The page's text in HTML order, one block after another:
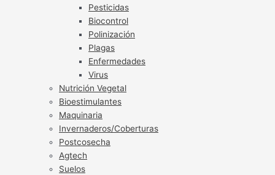
Pesticidas
Biocontrol
Polinización
Plagas
Enfermedades
Virus
Nutrición Vegetal
Bioestimulantes
Maquinaria
Invernaderos/Coberturas
Postcosecha
Agtech
Suelos